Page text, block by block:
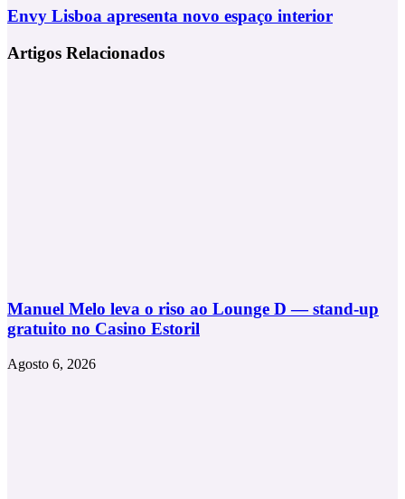
Miami
Paris
Envy
Lisboa
apresenta
novo
Envy Lisboa apresenta novo espaço interior
Artigos Relacionados
Manuel Melo leva o riso ao Lounge D — stand-up
gratuito no Casino Estoril
Agosto 6, 2026